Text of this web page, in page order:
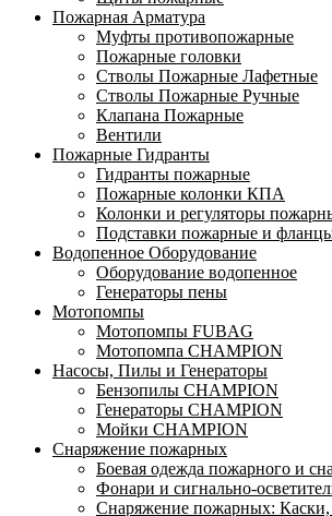
Пожарная Арматура
Муфты противопожарные
Пожарные головки
Стволы Пожарные Лафетные
Стволы Пожарные Ручные
Клапана Пожарные
Вентили
Пожарные Гидранты
Гидранты пожарные
Пожарные колонки КПА
Колонки и регуляторы
Подставки пожарные и
Водопенное Оборудование
Оборудование водопенное
Генераторы пены
Мотопомпы
Мотопомпы FUBAG
Мотопомпа CHAMPION
Насосы, Пилы и Генераторы
Бензопилы CHAMPION
Генераторы CHAMPION
Мойки CHAMPION
Снаряжение пожарных
Боевая одежда пожарного и
Фонари и сигнально-
Снаряжение пожарных: